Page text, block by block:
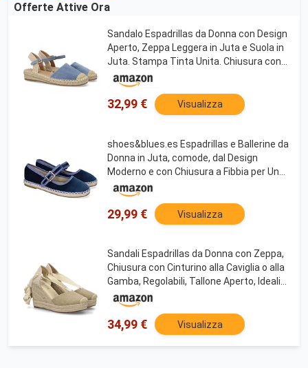
Offerte Attive Ora
Sandalo Espadrillas da Donna con Design
Aperto, Zeppa Leggera in Juta e Suola in
Juta. Stampa Tinta Unita. Chiusura con
Fibbia e Punta Chiusa. Ideale per la
Primavera e L'Estate. Blu Talla 37
32,99 € Visualizza
shoes&blues.es Espadrillas e Ballerine da
Donna in Juta, comode, dal Design
Moderno e con Chiusura a Fibbia per Una
Calzata Confortevole, Ideali per la
Primavera-Estate. Blu Talla 38
29,99 € Visualizza
Sandali Espadrillas da Donna con Zeppa,
Chiusura con Cinturino alla Caviglia o alla
Gamba, Regolabili, Tallone Aperto, Ideali
per la Primavera e L'Estate. Oro Talla 37
34,99 € Visualizza